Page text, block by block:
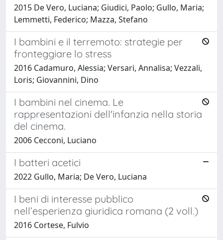
2015 De Vero, Luciana; Giudici, Paolo; Gullo, Maria;
Lemmetti, Federico; Mazza, Stefano
I bambini e il terremoto: strategie per
fronteggiare lo stress
2016 Cadamuro, Alessia; Versari, Annalisa; Vezzali,
Loris; Giovannini, Dino
I bambini nel cinema. Le
rappresentazioni dell'infanzia nella storia
del cinema.
2006 Cecconi, Luciano
I batteri acetici
2022 Gullo, Maria; De Vero, Luciana
I beni di interesse pubblico
nell’esperienza giuridica romana (2 voll.)
2016 Cortese, Fulvio